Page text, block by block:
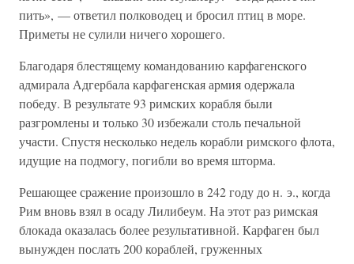
пить», — ответил полководец и бросил птиц в море.
Приметы не сулили ничего хорошего.
Благодаря блестящему командованию карфагенского
адмирала Адгербала карфагенская армия одержала
победу. В результате 93 римских корабля были
разгромлены и только 30 избежали столь печальной
участи. Спустя несколько недель корабли римского флота,
идущие на подмогу, погибли во время шторма.
Решающее сражение произошло в 242 году до н. э., когда
Рим вновь взял в осаду Лилибеум. На этот раз римская
блокада оказалась более результативной. Карфаген был
вынужден послать 200 кораблей, груженных